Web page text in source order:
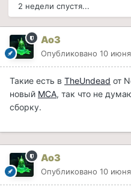
2 недели спустя...
Ao3
Опубликовано 10
Такие есть в TheUndead от
новый МСА, так что не
сборку.
Ao3
Опубликовано 10